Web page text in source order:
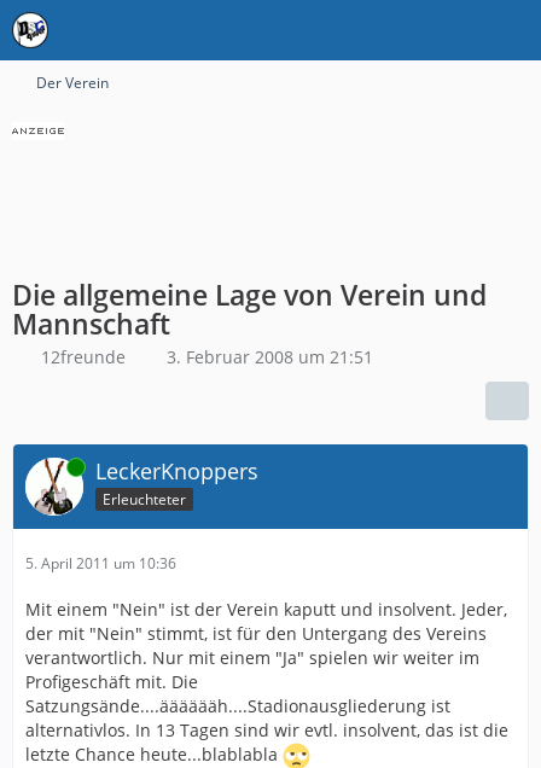
Der Verein
Die allgemeine Lage von Verein und
Mannschaft
12freunde 3. Februar 2008 um 21:51
Online LeckerKnoppers
Erleuchteter
5. April 2011 um 10:36
Mit einem "Nein" ist der Verein kaputt und insolvent. Jeder,
der mit "Nein" stimmt, ist für den Untergang des Vereins
verantwortlich. Nur mit einem "Ja" spielen wir weiter im
Profigeschäft mit. Die
Satzungsände....ääääääh....Stadionausgliederung ist
alternativlos. In 13 Tagen sind wir evtl. insolvent, das ist die
letzte Chance heute...blablabla